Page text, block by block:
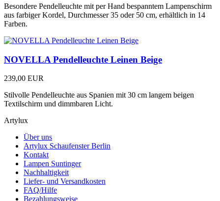
Besondere Pendelleuchte mit per Hand bespanntem Lampenschirm
aus farbiger Kordel, Durchmesser 35 oder 50 cm, erhältlich in 14
Farben.
NOVELLA Pendelleuchte Leinen Beige
239,00 EUR
Stilvolle Pendelleuchte aus Spanien mit 30 cm langem beigen
Textilschirm und dimmbaren Licht.
Artylux
Über uns
Artylux Schaufenster Berlin
Kontakt
Lampen Suntinger
Nachhaltigkeit
Liefer- und Versandkosten
FAQ/Hilfe
Bezahlungsweise